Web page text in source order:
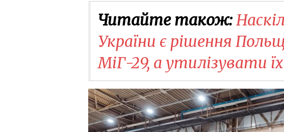
Читайте також:
України є рішення
МіГ-29, а утилізувати їх